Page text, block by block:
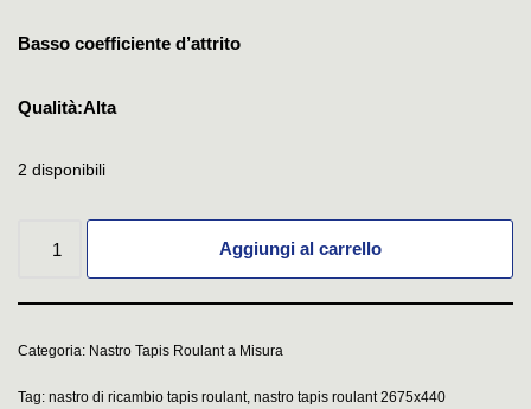
Basso coefficiente d’attrito
Qualità:Alta
2 disponibili
Aggiungi al carrello
Categoria: Nastro Tapis Roulant a Misura
Tag: nastro di ricambio tapis roulant, nastro tapis roulant 2675x440